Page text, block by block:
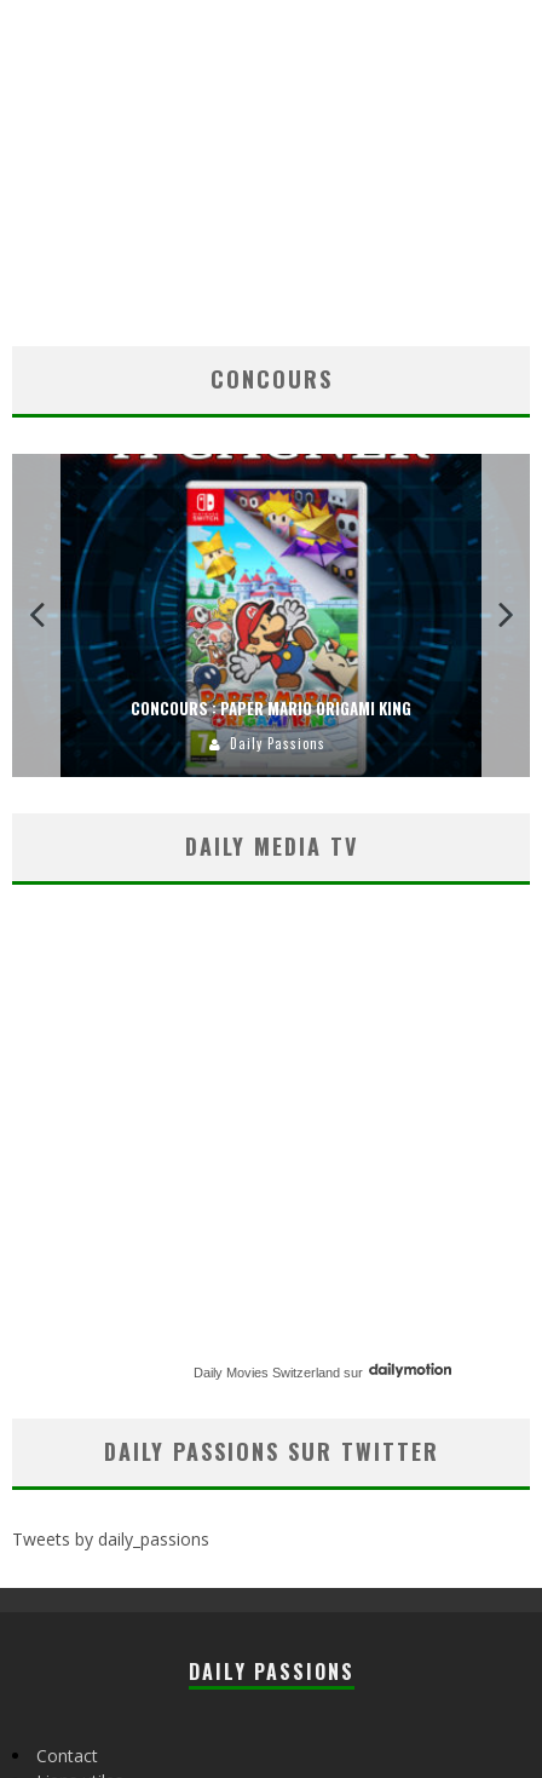
CONCOURS
CONCOURS : PAPER MARIO ORIGAMI KING
Daily Passions
DAILY MEDIA TV
Daily Movies Switzerland sur
DAILY PASSIONS SUR TWITTER
Tweets by daily_passions
DAILY PASSIONS
Contact